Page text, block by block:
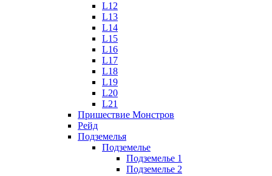
L12
L13
L14
L15
L16
L17
L18
L19
L20
L21
Пришествие Монстров
Рейд
Подземелья
Подземелье
Подземелье 1
Подземелье 2